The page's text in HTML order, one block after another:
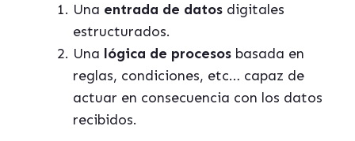
Una entrada de datos digitales
estructurados.
Una lógica de procesos basada en
reglas, condiciones, etc… capaz de
actuar en consecuencia con los datos
recibidos.